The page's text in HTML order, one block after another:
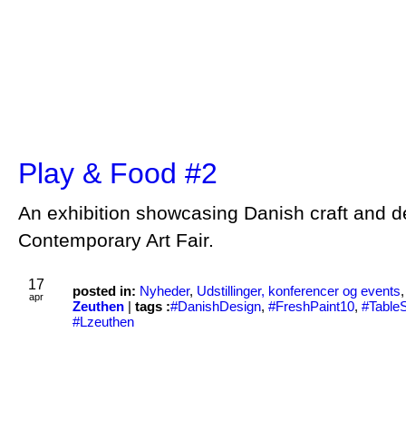
Play & Food #2
An exhibition showcasing Danish craft and
Contemporary Art Fair.
17
apr posted in: Nyheder, Udstillinger, konferencer og events
Zeuthen
tags :#DanishDesign, #FreshPaint10,
#Lzeuthen